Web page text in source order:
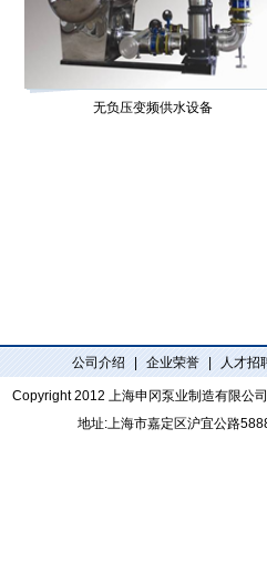
无负压变频供水设备
公司介绍 企业荣誉 人才招
Copyright 2012 上海申冈泵业制造有限公司
地址:上海市嘉定区沪宜公路